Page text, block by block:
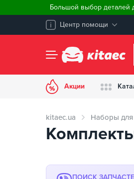
Большой выбор деталей
Центр помощи
Акции
kitaec.ua Наборы
ПОИСК